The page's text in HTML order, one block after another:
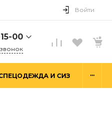
Войти
00
звонок
И СИЗ ...